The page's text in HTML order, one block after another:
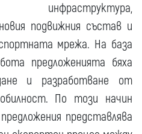
инфраструктура,
подвижния състав и
мрежа. На база
предложенията бяха
и разработване от
По този начин
представлява